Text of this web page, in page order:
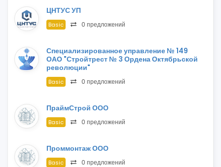
ЦНТУС УП
Basic 0 предложений
Специализированное управление № 149
ОАО "Стройтрест № 3 Ордена Октябрьской
революции"
Basic 0 предложений
ПраймСтрой ООО
Basic 0 предложений
Проммонтаж ООО
Basic 0 предложений